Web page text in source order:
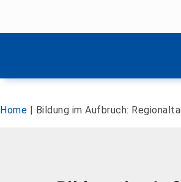
Home | Bildung im Aufbruch: